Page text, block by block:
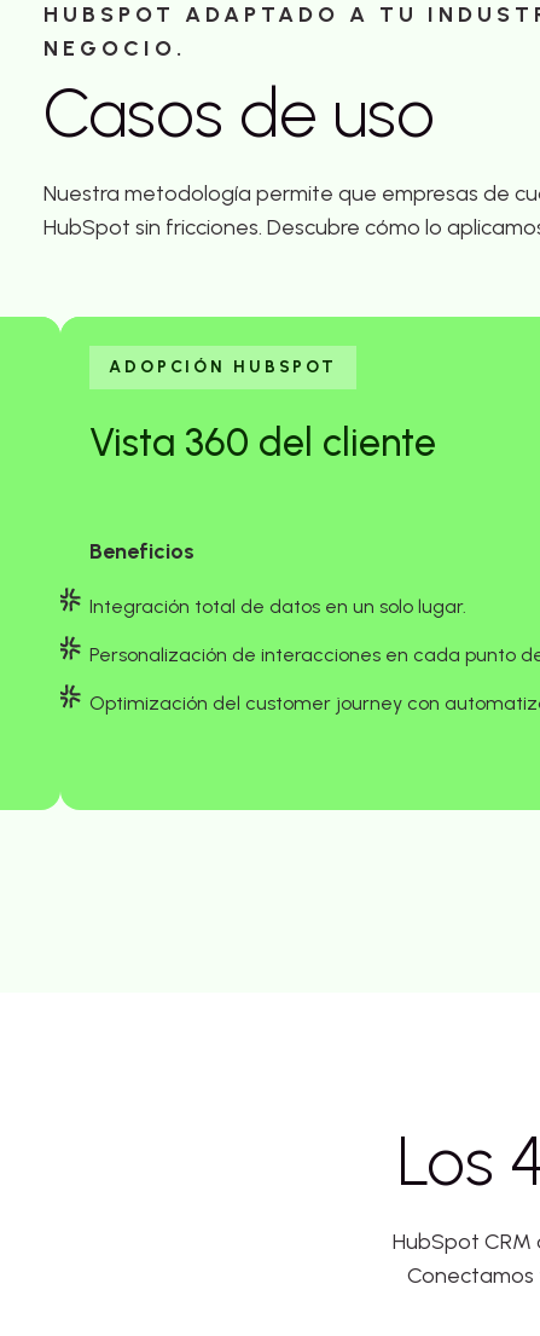
HUBSPOT ADAPTADO A TU
NEGOCIO.
Casos de uso
Nuestra metodología permite que empresas de
HubSpot sin fricciones. Descubre cómo lo
ADOPCIÓN HUBSPOT
Vista 360 del cliente
Beneficios
Integración total de datos en un solo lugar.
Personalización de interacciones en cada punto
Optimización del customer journey con
Los
HubSpot
Conectamos